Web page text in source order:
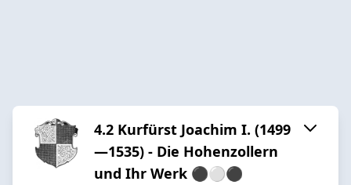
4.2 Kurfürst Joachim I. (1499
—1535) - Die Hohenzollern
und Ihr Werk ⚫️⚪️⚫️